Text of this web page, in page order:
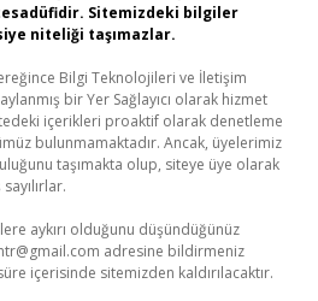
Sitemizdeki bilgiler
niteliği taşımazlar.
Bilgi Teknolojileri ve İletişim
bir Yer Sağlayıcı olarak hizmet
içerikleri proaktif olarak denetleme
bulunmamaktadır. Ancak, üyelerimiz
taşımakta olup, siteye üye olarak
aykırı olduğunu düşündüğünüz
adresine bildirmeniz
içerisinde sitemizden kaldırılacaktır.